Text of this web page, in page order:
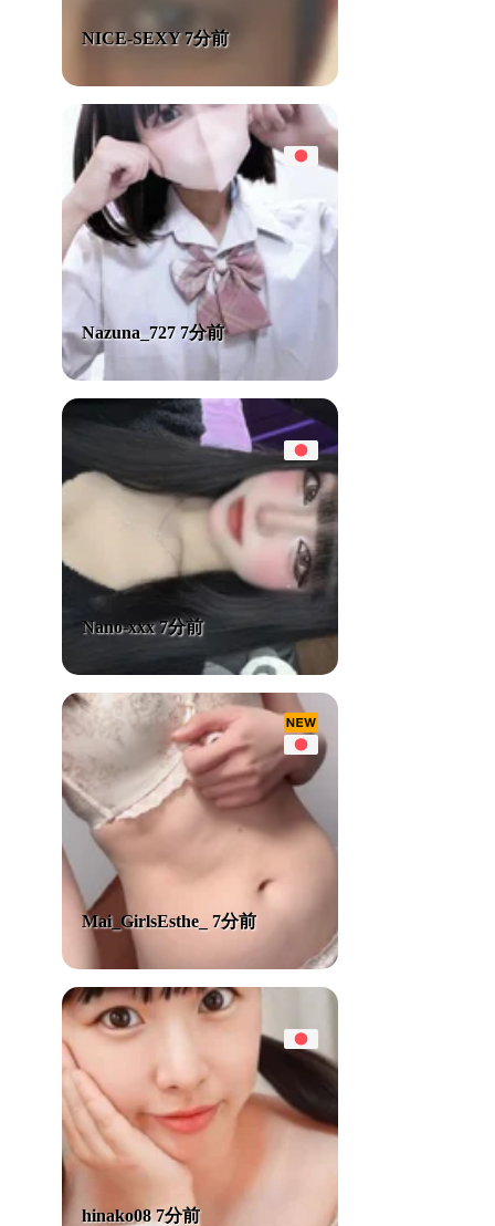
NICE-SEXY 7分前
Nazuna_727 7分前
Nano-xxx 7分前
Mai_GirlsEsthe_ 7分前
hinako08 7分前